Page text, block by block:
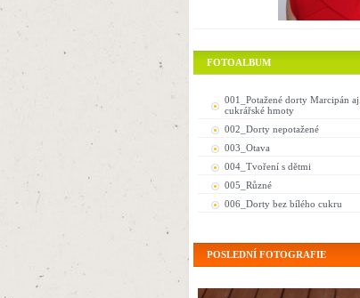
FOTOALBUM
001_Potažené dorty Marcipán aj.
cukrářské hmoty
002_Dorty nepotažené
003_Otava
004_Tvoření s dětmi
005_Různé
006_Dorty bez bílého cukru
POSLEDNÍ FOTOGRAFIE